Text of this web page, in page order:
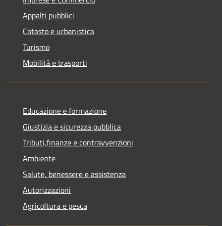
Appalti pubblici
Catasto e urbanistica
Turismo
Mobilità e trasporti
Educazione e formazione
Giustizia e sicurezza pubblica
Tributi,finanze e contravvenzioni
Ambiente
Salute, benessere e assistenza
Autorizzazioni
Agricoltura e pesca